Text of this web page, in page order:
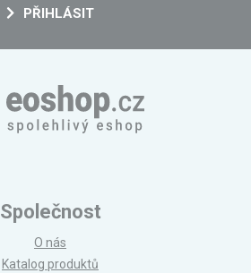
PŘIHLÁSIT
Společnost
O nás
Katalog produktů